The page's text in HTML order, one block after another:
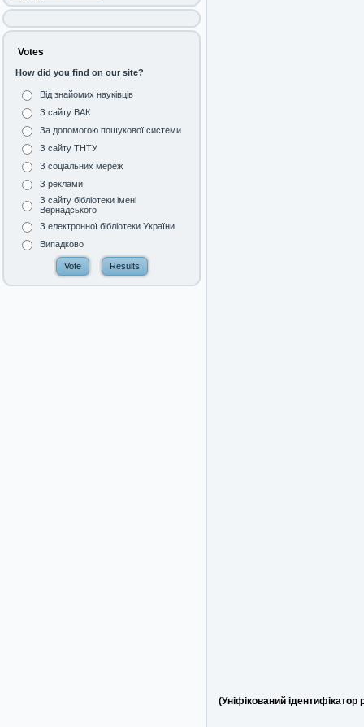
Votes
How did you find on our site?
Від знайомих науківців
З сайту ВАК
За допомогою пошукової системи
З сайту ТНТУ
З соціальних мереж
З реклами
З сайту бібліотеки імені
Вернадського
З електронної бібліотеки України
Випадково
(Уніфікований ідентифікатор